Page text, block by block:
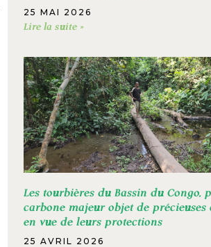
25 MAI 2026
Lire la suite »
Les tourbières du Bassin du Congo,
carbone majeur objet de précieuses
en vue de leurs protections
25 AVRIL 2026